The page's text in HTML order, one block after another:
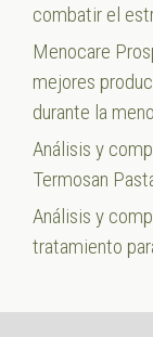
combatir el
Menocare
mejores
durante la
Análisis y
Termosan
Análisis y
tratamiento